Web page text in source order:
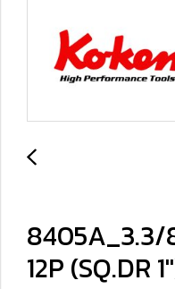
12P (SQ.DR